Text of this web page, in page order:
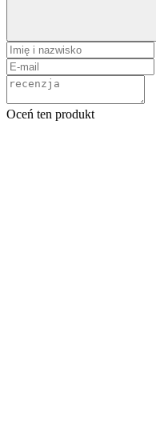
Oceń ten produkt